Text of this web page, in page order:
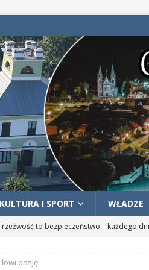
KULTURA I SPORT WŁADZE
to bezpieczeństwo – każdego
PODATKU AKCYZOWEGO DLA
pasję!